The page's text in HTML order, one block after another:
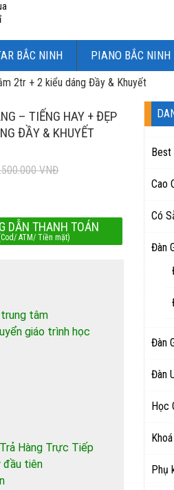
BẮC NINH PIANO BẮC NINH
2tr + 2 kiểu dáng Đầy & Khuyết
– TIẾNG HAY + ĐẸP
ĐẦY & KHUYẾT
VNĐ
DẪN THANH TOÁN
ATM/ Tiền mặt)
tâm
giáo trình học
Hàng Trực Tiếp
đầu tiên
Best
Cao
Có
Đàn
Đàn
Đàn
Học
Phụ